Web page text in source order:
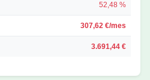
52,48 %
307,62 €/mes
3.691,44 €